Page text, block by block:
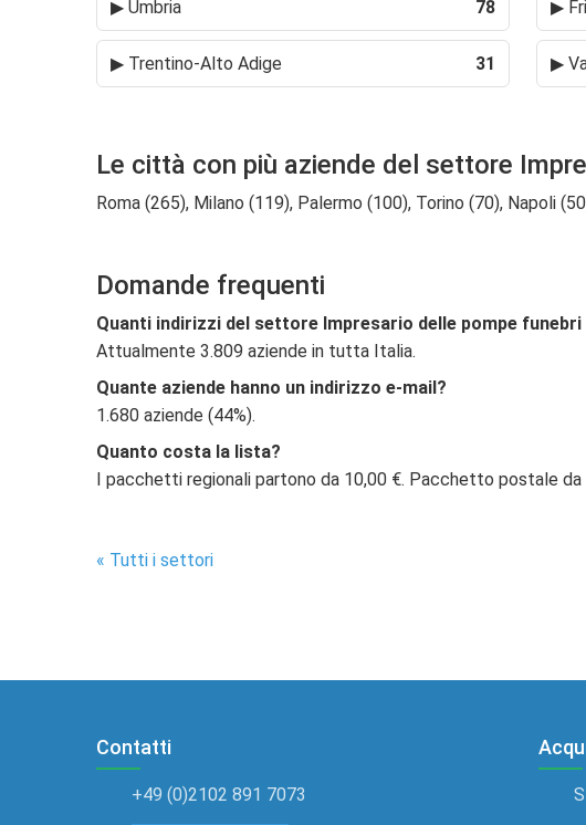
▶ Umbria 78 ▶
▶ Trentino-Alto Adige 31 ▶
Le città con più aziende del settore
Roma (265), Milano (119), Palermo (100), Torino (70), Napoli
Domande frequenti
Quanti indirizzi del settore Impresario delle pompe
Attualmente 3.809 aziende in tutta Italia.
Quante aziende hanno un indirizzo e-mail?
1.680 aziende (44%).
Quanto costa la lista?
I pacchetti regionali partono da 10,00 €. Pacchetto postale
« Tutti i settori
Contatti
+49 (0)2102 891 7073